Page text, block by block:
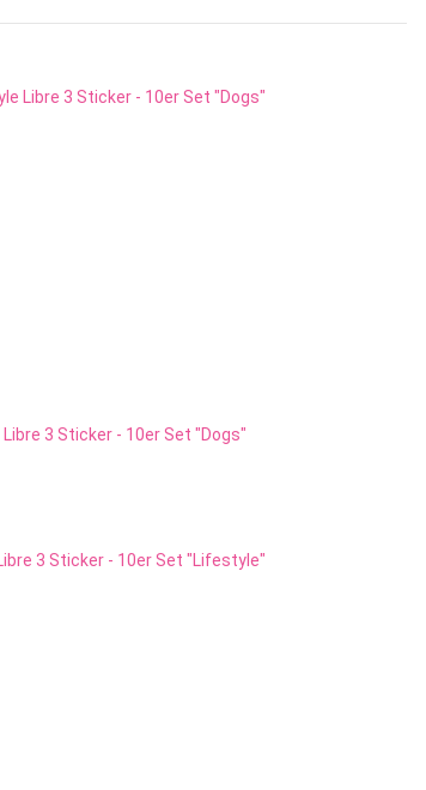
Libre 3 Sticker - 10er Set "Dogs"